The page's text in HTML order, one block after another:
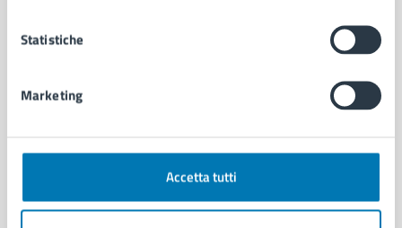
Statistiche
Marketing
Accetta tutti
Comune di Napoli
AMMINISTRAZIONE
Organi di governo
Enti e fondazioni